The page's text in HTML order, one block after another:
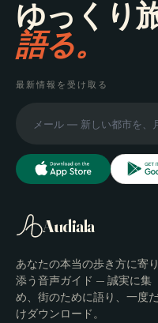
ゆっくり
語る。
最新情報を受け取る
Audiala
あなたの本当の歩き方に寄り
添う音声ガイド — 誠実に集
め、街のために語り、一度
けダウンロード。